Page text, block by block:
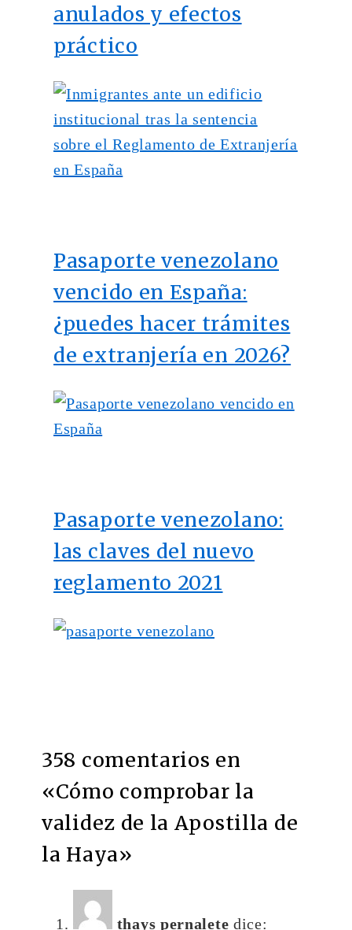
anulados y efectos
práctico
Pasaporte venezolano
vencido en España:
¿puedes hacer trámites
de extranjería en 2026?
Pasaporte venezolano:
las claves del nuevo
reglamento 2021
358 comentarios en
«Cómo comprobar la
validez de la Apostilla de
la Haya»
thays pernalete dice: